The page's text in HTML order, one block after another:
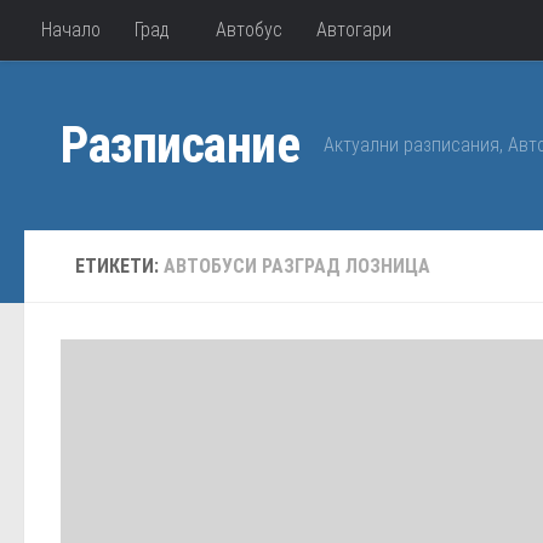
Към съдържанието
Начало Град Автобус Автогари
Разписание Актуални разписания,
ЕТИКЕТИ: АВТОБУСИ РАЗГРАД ЛОЗНИЦА